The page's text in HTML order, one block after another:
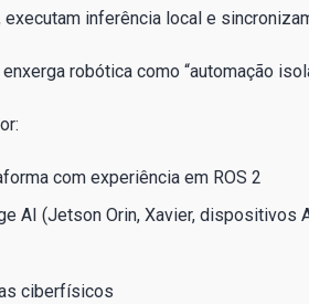
inferência local e
robótica como “automação
com experiência em ROS 2
AI (Jetson Orin, Xavier, dispositivos
ciberfísicos